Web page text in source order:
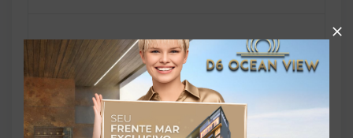
Salão de festas
Sauna